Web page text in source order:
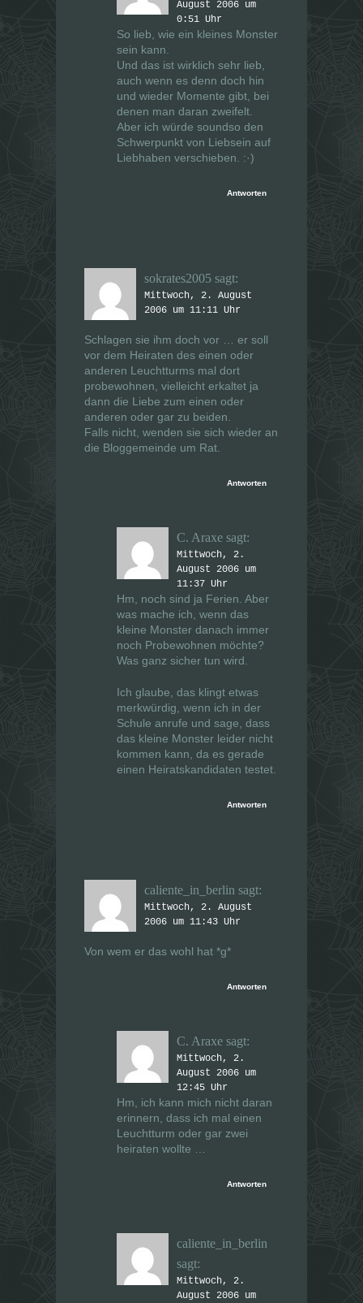
August 2006 um
0:51 Uhr
So lieb, wie ein kleines Monster
sein kann.
Und das ist wirklich sehr lieb,
auch wenn es denn doch hin
und wieder Momente gibt, bei
denen man daran zweifelt.
Aber ich würde soundso den
Schwerpunkt von Liebsein auf
Liebhaben verschieben. :·)
Antworten
sokrates2005 sagt:
Mittwoch, 2. August
2006 um 11:11 Uhr
Schlagen sie ihm doch vor … er soll
vor dem Heiraten des einen oder
anderen Leuchtturms mal dort
probewohnen, vielleicht erkaltet ja
dann die Liebe zum einen oder
anderen oder gar zu beiden.
Falls nicht, wenden sie sich wieder an
die Bloggemeinde um Rat.
Antworten
C. Araxe sagt:
Mittwoch, 2.
August 2006 um
11:37 Uhr
Hm, noch sind ja Ferien. Aber
was mache ich, wenn das
kleine Monster danach immer
noch Probewohnen möchte?
Was ganz sicher tun wird.
Ich glaube, das klingt etwas
merkwürdig, wenn ich in der
Schule anrufe und sage, dass
das kleine Monster leider nicht
kommen kann, da es gerade
einen Heiratskandidaten testet.
Antworten
caliente_in_berlin sagt:
Mittwoch, 2. August
2006 um 11:43 Uhr
Von wem er das wohl hat *g*
Antworten
C. Araxe sagt:
Mittwoch, 2.
August 2006 um
12:45 Uhr
Hm, ich kann mich nicht daran
erinnern, dass ich mal einen
Leuchtturm oder gar zwei
heiraten wollte …
Antworten
caliente_in_berlin
sagt:
Mittwoch, 2.
August 2006 um